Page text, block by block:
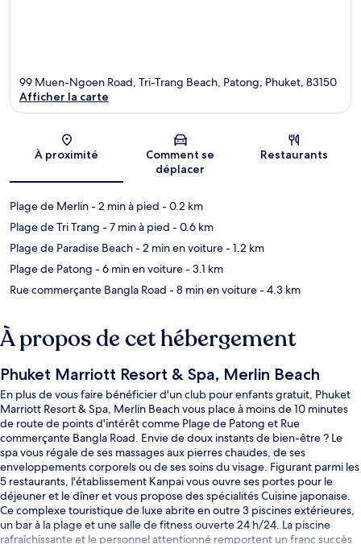
Carte
99 Muen-Ngoen Road, Tri-Trang Beach, Patong, Phuket, 83150
Afficher la carte
À proximité
Comment se
déplacer
Restaurants
Plage de Merlin- 2 min à pied - 0.2 km
Plage de Tri Trang - 7 min à pied - 0.6 km
Plage de Paradise Beach- 2 min en voiture- 1.2 km
Plage de Patong - 6 min en voiture- 3.1 km
Rue commerçante Bangla Road - 8 min en voiture- 4.3 km
À propos de cet hébergement
Phuket Marriott Resort & Spa, Merlin Beach
En plus de vous faire bénéficier d'un club pour enfants gratuit, Phuket
Marriott Resort & Spa, Merlin Beach vous place à moins de 10 minutes
de route de points d'intérêt comme Plage de Patong et Rue
commerçante Bangla Road. Envie de doux instants de bien-être ? Le
spa vous régale de ses massages aux pierres chaudes, de ses
enveloppements corporels ou de ses soins du visage. Figurant parmi les
5 restaurants, l'établissement Kanpai vous ouvre ses portes pour le
déjeuner et le dîner et vous propose des spécialités Cuisine japonaise.
Ce complexe touristique de luxe abrite en outre 3 piscines extérieures,
un bar à la plage et une salle de fitness ouverte 24 h/24. La piscine
rafraîchissante et le personnel attentionné remportent un franc succès